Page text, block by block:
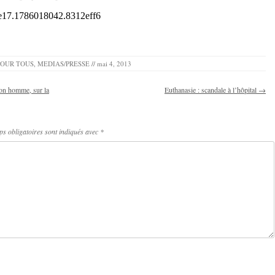
TOUS MEDIAS/PRESSE // mai 4, 2013
homme, sur la
Euthanasie : scandale à l’hôpital →
obligatoires sont indiqués avec *